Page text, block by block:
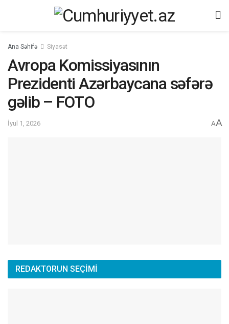
Ana Səhifə Siyasət
Avropa Komissiyasının
Prezidenti Azərbaycana səfərə
gəlib – FOTO
İyul 1, 2026 AA
REDAKTORUN SEÇİMİ